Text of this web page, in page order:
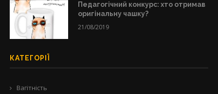
Педагогічний конкурс: хто отримав
оригінальну чашку?
21/08/2019
КАТЕГОРІЇ
Вагітність